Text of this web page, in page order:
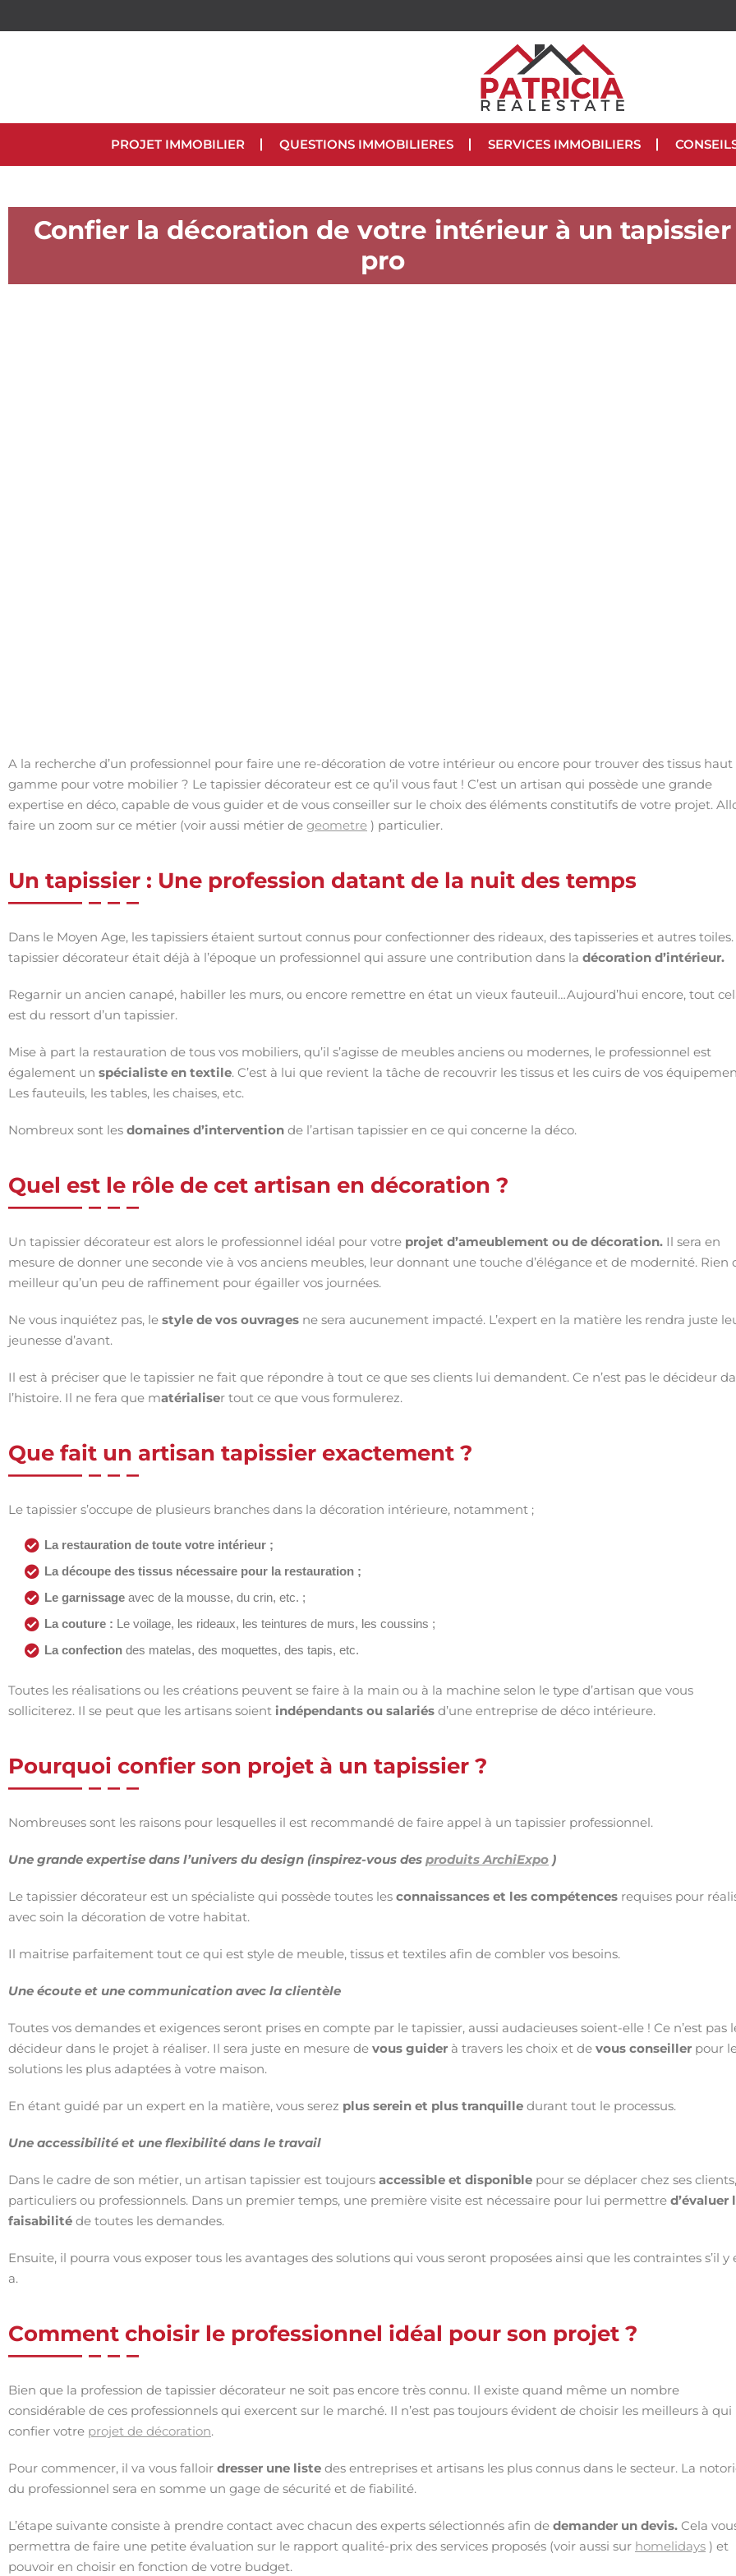
PROJET IMMOBILIER QUESTIONS IMMOBILIERES SERVICES IMMOBILIERS
Confier la décoration de votre intérieur à un tapissier
pro
A la recherche d’un professionnel pour faire une re-décoration de votre intérieur ou encore pour trouver des tissus haut
gamme pour votre mobilier ? Le tapissier décorateur est ce qu’il vous faut ! C’est un artisan qui possède une grande
expertise en déco, capable de vous guider et de vous conseiller sur le choix des éléments constitutifs de votre projet.
faire un zoom sur ce métier (voir aussi métier de geometre ) particulier.
Un tapissier : Une profession datant de la nuit des temps
Dans le Moyen Age, les tapissiers étaient surtout connus pour confectionner des rideaux, des tapisseries et autres toiles.
tapissier décorateur était déjà à l’époque un professionnel qui assure une contribution dans la décoration d’intérieur.
Regarnir un ancien canapé, habiller les murs, ou encore remettre en état un vieux fauteuil…Aujourd’hui encore, tout
est du ressort d’un tapissier.
Mise à part la restauration de tous vos mobiliers, qu’il s’agisse de meubles anciens ou modernes, le professionnel est
également un spécialiste en textile. C’est à lui que revient la tâche de recouvrir les tissus et les cuirs de vos
Les fauteuils, les tables, les chaises, etc.
Nombreux sont les domaines d’intervention de l’artisan tapissier en ce qui concerne la déco.
Quel est le rôle de cet artisan en décoration ?
Un tapissier décorateur est alors le professionnel idéal pour votre projet d’ameublement ou de décoration. Il sera en
mesure de donner une seconde vie à vos anciens meubles, leur donnant une touche d’élégance et de modernité. Rien
meilleur qu’un peu de raffinement pour égailler vos journées.
Ne vous inquiétez pas, le style de vos ouvrages ne sera aucunement impacté. L’expert en la matière les rendra juste
jeunesse d’avant.
Il est à préciser que le tapissier ne fait que répondre à tout ce que ses clients lui demandent. Ce n’est pas le décideur
l’histoire. Il ne fera que matérialiser tout ce que vous formulerez.
Que fait un artisan tapissier exactement ?
Le tapissier s’occupe de plusieurs branches dans la décoration intérieure, notamment ;
La restauration de toute votre intérieur ;
La découpe des tissus nécessaire pour la restauration ;
Le garnissage avec de la mousse, du crin, etc. ;
La couture : Le voilage, les rideaux, les teintures de murs, les coussins ;
La confection des matelas, des moquettes, des tapis, etc.
Toutes les réalisations ou les créations peuvent se faire à la main ou à la machine selon le type d’artisan que vous
solliciterez. Il se peut que les artisans soient indépendants ou salariés d’une entreprise de déco intérieure.
Pourquoi confier son projet à un tapissier ?
Nombreuses sont les raisons pour lesquelles il est recommandé de faire appel à un tapissier professionnel.
Une grande expertise dans l’univers du design (inspirez-vous des produits ArchiExpo )
Le tapissier décorateur est un spécialiste qui possède toutes les connaissances et les compétences requises pour
avec soin la décoration de votre habitat.
Il maitrise parfaitement tout ce qui est style de meuble, tissus et textiles afin de combler vos besoins.
Une écoute et une communication avec la clientèle
Toutes vos demandes et exigences seront prises en compte par le tapissier, aussi audacieuses soient-elle ! Ce n’est pas
décideur dans le projet à réaliser. Il sera juste en mesure de vous guider à travers les choix et de vous conseiller pour
solutions les plus adaptées à votre maison.
En étant guidé par un expert en la matière, vous serez plus serein et plus tranquille durant tout le processus.
Une accessibilité et une flexibilité dans le travail
Dans le cadre de son métier, un artisan tapissier est toujours accessible et disponible pour se déplacer chez ses clients,
particuliers ou professionnels. Dans un premier temps, une première visite est nécessaire pour lui permettre d’évaluer
faisabilité de toutes les demandes.
Ensuite, il pourra vous exposer tous les avantages des solutions qui vous seront proposées ainsi que les contraintes s’il y
a.
Comment choisir le professionnel idéal pour son projet ?
Bien que la profession de tapissier décorateur ne soit pas encore très connu. Il existe quand même un nombre
considérable de ces professionnels qui exercent sur le marché. Il n’est pas toujours évident de choisir les meilleurs à qui
confier votre projet de décoration.
Pour commencer, il va vous falloir dresser une liste des entreprises et artisans les plus connus dans le secteur. La
du professionnel sera en somme un gage de sécurité et de fiabilité.
L’étape suivante consiste à prendre contact avec chacun des experts sélectionnés afin de demander un devis. Cela
permettra de faire une petite évaluation sur le rapport qualité-prix des services proposés (voir aussi sur homelidays ) et
pouvoir en choisir en fonction de votre budget.